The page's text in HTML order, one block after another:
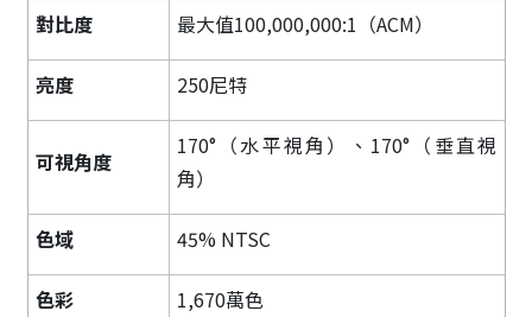
對比度 最大值100,000,000:1（ACM）
亮度 250尼特
可視角度
170°（水平視角）、170°（垂直視
角）
色域 45% NTSC
色彩 1,670萬色